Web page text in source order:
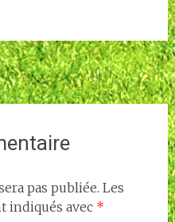
pas publiée. Les
indiqués avec *